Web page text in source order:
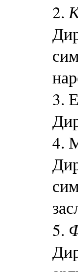
2.
3.
4.
5.